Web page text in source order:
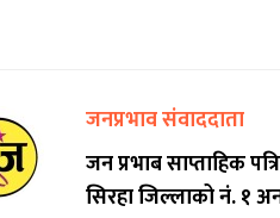
जनप्रभाव संवाददाता
जन प्रभाब साप्ताहिक
सिरहा जिल्लाको नं. १